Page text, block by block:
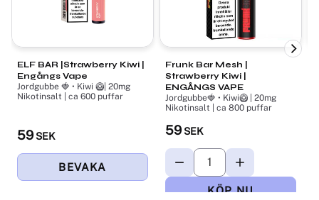
ELF BAR |Strawberry Kiwi |
Engångs Vape
Jordgubbe 🍓 • Kiwi 🥝| 20mg
Nikotinsalt | ca 600 puffar
59 SEK
Frunk Bar Mesh |
Strawberry Kiwi |
ENGÅNGS VAPE
Jordgubbe🍓 • Kiwi🥝 | 20mg
Nikotinsalt | ca 800 puffar
59 SEK